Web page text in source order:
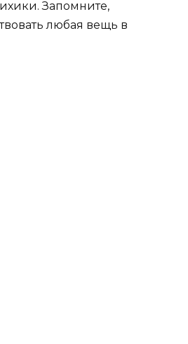
Запомните,
любая вещь в